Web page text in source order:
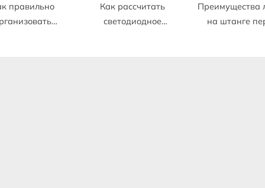
правильно
Как рассчитать
светодиодное
Преимущества
на штанге